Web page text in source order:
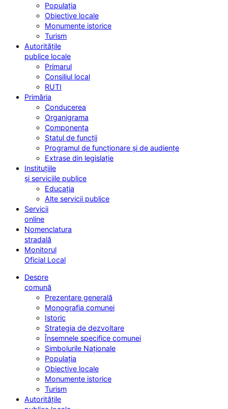
Populația
Obiective locale
Monumente istorice
Turism
Autoritățile
publice locale
Primarul
Consiliul local
RUTI
Primăria
Conducerea
Organigrama
Componența
Statul de funcții
Programul de funcționare și de audiențe
Extrase din legislație
Instituțiile
și serviciile publice
Educația
Alte servicii publice
Servicii
online
Nomenclatura
stradală
Monitorul
Oficial Local
Despre
comună
Prezentare generală
Monografia comunei
Istoric
Strategia de dezvoltare
Însemnele specifice comunei
Simbolurile Naționale
Populația
Obiective locale
Monumente istorice
Turism
Autoritățile